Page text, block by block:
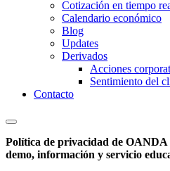
Cotización en tiempo
Calendario económico
Blog
Updates
Derivados
Acciones
Sentimiento del
Contacto
Política de privacidad de
demo, información y servicio